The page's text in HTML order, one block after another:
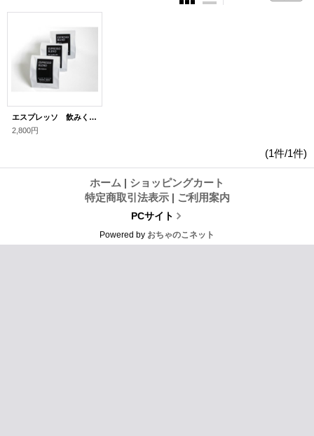
エスプレッソ 飲みくらべセット
2,800円
(1件/1件)
ホーム | ショッピングカート
特定商取引法表示 | ご利用案内
PCサイト
Powered by おちゃのこネット